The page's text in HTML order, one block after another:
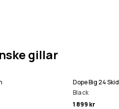
gillar
Dope Big 24
Black
1 899 kr